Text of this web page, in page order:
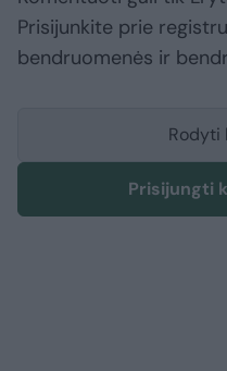
Prisijunkite prie
bendruomenės ir
Rodyti
Prisijungti